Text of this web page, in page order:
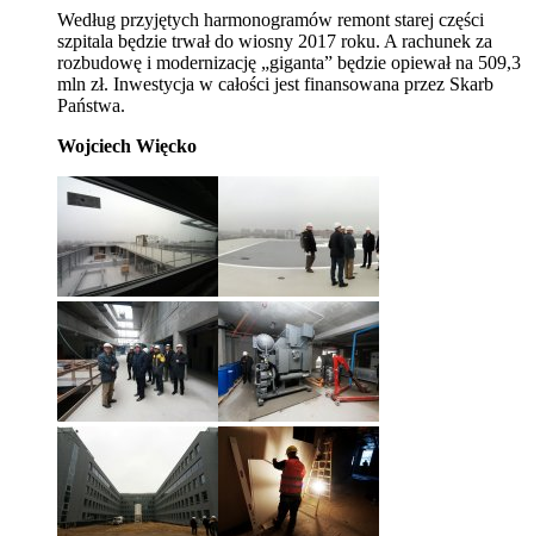
Według przyjętych harmonogramów remont starej części
szpitala będzie trwał do wiosny 2017 roku. A rachunek za
rozbudowę i modernizację „giganta” będzie opiewał na 509,3
mln zł. Inwestycja w całości jest finansowana przez Skarb
Państwa.
Wojciech Więcko